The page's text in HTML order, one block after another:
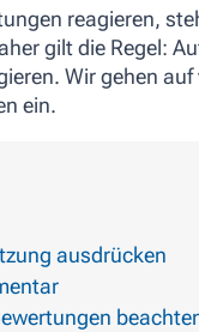
reagieren,
gilt die Regel:
Wir gehen
ein.
ausdrücken